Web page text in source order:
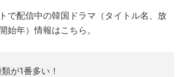
で配信中の韓国ドラマ（タイトル名、放
始年）情報はこちら。
が1番多い！